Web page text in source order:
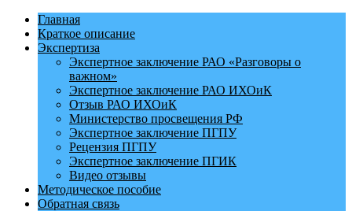
Главная
Краткое описание
Экспертиза
Экспертное заключение РАО «Разговоры о
важном»
Экспертное заключение РАО ИХОиК
Отзыв РАО ИХОиК
Министерство просвещения РФ
Экспертное заключение ПГПУ
Рецензия ПГПУ
Экспертное заключение ПГИК
Видео отзывы
Методическое пособие
Обратная связь